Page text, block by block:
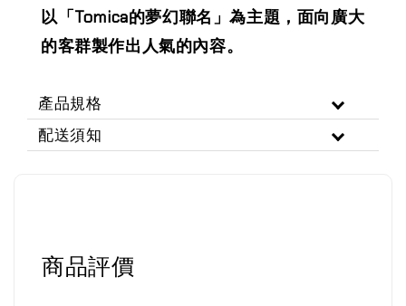
以「Tomica的夢幻聯名」為主題，面向廣大
的客群製作出人氣的內容。
產品規格
配送須知
商品評價